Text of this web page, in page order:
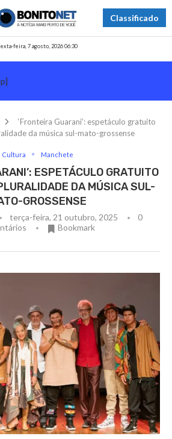
Classificado
feira, 7 agosto, 2026 06:30
‘Fronteira Guarani’: espetáculo gratuito
da música sul-mato-grossense
Cultura Manchete
ESPETÁCULO GRATUITO
DA MÚSICA SUL-
GROSSENSE
terça-feira, 21 outubro, 2025
0
Bookmark